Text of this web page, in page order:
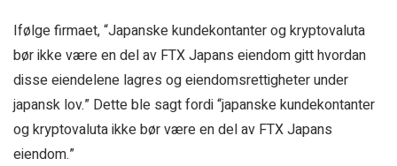
Ifølge firmaet, “Japanske kundekontanter og kryptovaluta
bør ikke være en del av FTX Japans eiendom gitt hvordan
disse eiendelene lagres og eiendomsrettigheter under
japansk lov.” Dette ble sagt fordi “japanske kundekontanter
og kryptovaluta ikke bør være en del av FTX Japans
eiendom.”